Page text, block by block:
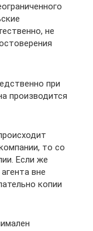
не
при
производится
то со
Если же
вне
копии